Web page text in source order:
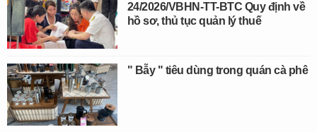
24/2026/VBHN-TT-BTC Quy định về
hồ sơ, thủ tục quản lý thuế
" Bẫy " tiêu dùng trong quán cà phê